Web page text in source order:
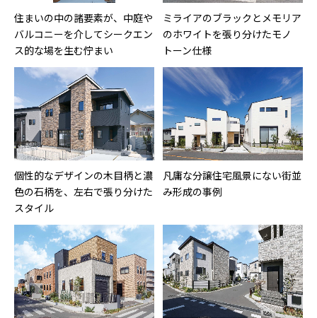
住まいの中の諸要素が、中庭や
バルコニーを介してシークエン
ス的な場を生む佇まい
ミライアのブラックとメモリア
のホワイトを張り分けたモノ
トーン仕様
個性的なデザインの木目柄と濃
色の石柄を、左右で張り分けた
スタイル
凡庸な分譲住宅風景にない街並
み形成の事例